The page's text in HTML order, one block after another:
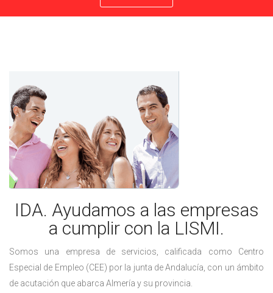
IDA. Ayudamos a las empresas
a cumplir con la LISMI.
Somos una empresa de servicios, calificada como Centro
Especial de Empleo (CEE) por la junta de Andalucía, con un ámbito
de acutación que abarca Almería y su provincia.